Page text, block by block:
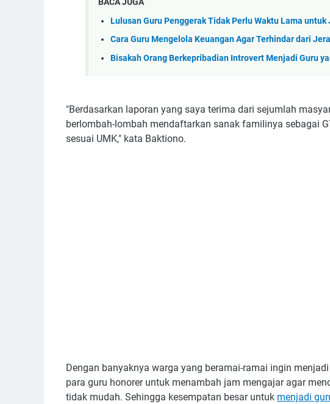
Lulusan Guru Penggerak Tidak Perlu Waktu Lama
Cara Guru Mengelola Keuangan Agar Terhindar dari
Bisakah Orang Berkepribadian Introvert Menjadi Guru
"Berdasarkan laporan yang saya terima dari sejumlah
berlombah-lombah mendaftarkan sanak familinya sebagai
sesuai UMK," kata Baktiono.
Dengan banyaknya warga yang beramai-ramai ingin
para guru honorer untuk menambah jam mengajar agar
tidak mudah. Sehingga kesempatan besar untuk menjadi